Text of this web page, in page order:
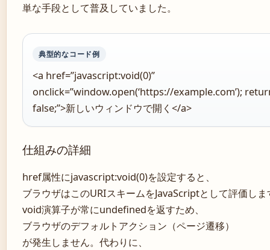
単な手段として普及していました。
典型的なコード例
<a href=”javascript:void(0)”
onclick=”window.open(‘https://example.com’);
false;”>新しいウィンドウで開く</a>
仕組みの詳細
href属性にjavascript:void(0)を設定すると、
ブラウザはこのURIスキームをJavaScriptとして評価しま
void演算子が常にundefinedを返すため、
ブラウザのデフォルトアクション（ページ遷移）
が発生しません。代わりに、